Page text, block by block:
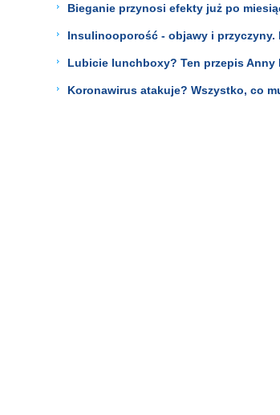
Bieganie przynosi efekty już po
Insulinooporość - objawy i
Lubicie lunchboxy? Ten przepis
Koronawirus atakuje? Wszystko, co